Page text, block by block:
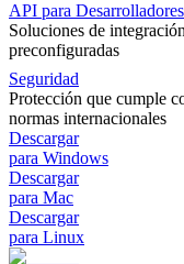
API para Desarrolladores
Soluciones de integración
preconfiguradas
Seguridad
Protección que cumple
normas internacionales
Descargar
para Windows
Descargar
para Mac
Descargar
para Linux